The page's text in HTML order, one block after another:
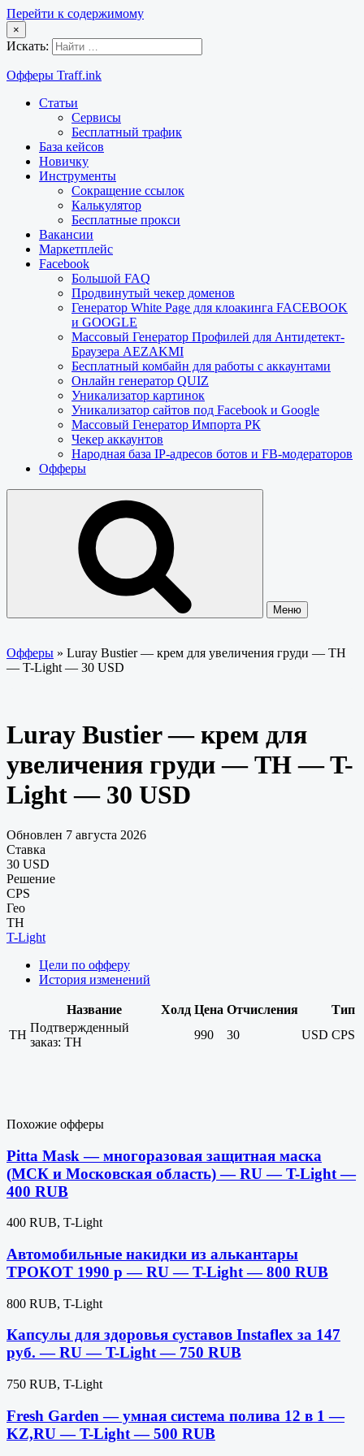
Перейти к содержимому
×
Искать:
Офферы Traff.ink
Статьи
Сервисы
Бесплатный трафик
База кейсов
Новичку
Инструменты
Сокращение ссылок
Калькулятор
Бесплатные прокси
Вакансии
Маркетплейс
Facebook
Большой FAQ
Продвинутый чекер доменов
Генератор White Page для клоакинга FACEBOOK
и GOOGLE
Массовый Генератор Профилей для Антидетект-
Браузера AEZAKMI
Бесплатный комбайн для работы с аккаунтами
Онлайн генератор QUIZ
Уникализатор картинок
Уникализатор сайтов под Facebook и Google
Массовый Генератор Импорта РК
Чекер аккаунтов
Народная база IP-адресов ботов и FB-модераторов
Офферы
Меню
Офферы » Luray Bustier — крем для увеличения груди — TH
— T-Light — 30 USD
Luray Bustier — крем для
увеличения груди — TH — T-
Light — 30 USD
Обновлен 7 августа 2026
Ставка
30 USD
Решение
CPS
Гео
TH
T-Light
Цели по офферу
История изменений
Название Холд Цена Отчисления
Тип
TH
Подтвержденный
заказ: TH
990 30 USD CPS
Похожие офферы
Pitta Mask — многоразовая защитная маска
(МСК и Московская область) — RU — T-Light —
400 RUB
400 RUB, T-Light
Автомобильные накидки из алькантары
ТРОКОТ 1990 р — RU — T-Light — 800 RUB
800 RUB, T-Light
Капсулы для здоровья суставов Instaflex за 147
руб. — RU — T-Light — 750 RUB
750 RUB, T-Light
Fresh Garden — умная система полива 12 в 1 —
KZ,RU — T-Light — 500 RUB